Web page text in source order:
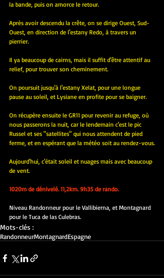
la bande, puis on amorce le retour.
Après avoir descendu la crête, on se dirige Ouest, Sud-
Ouest, en direction de l'estany Redo, à travers un
pierrier.
Il ya beaucoup de cairns, mais il suffit d'être attentif au
relief, pour trouver son cheminement.
On poursuit jusqu'à l'estany Xelat, pour une longue
pause au soleil, et Lysiane en profite pour se baigner.
On récupère ensuite le GR11 pour revenir au refuge, où
nous passerons la nuit, car le lendemain c'est le pic
Russel et ses "satellites" qui nous attendent de pied
ferme, et en espérant que la météo soit au rendez-vous.
Aujourd'hui, c'était soleil et nuages mais avec beaucoup
de vent.
1020m de dénivelé. 11,2km. 9h35 de rando.
Niveau Randonneur pour le Vallibierna, et Montagnard
pour le Tuca de las Culebras.
Mots-clés :
RandonneurMontagnardEspagne